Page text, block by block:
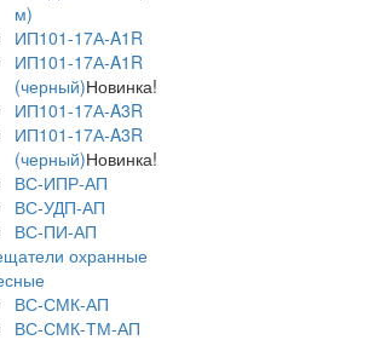
м)
ИП101-17А-A1R
ИП101-17А-A1R
(черный)Новинка!
ИП101-17А-A3R
ИП101-17А-A3R
(черный)Новинка!
ВС-ИПР-АП
ВС-УДП-АП
ВС-ПИ-АП
охранные
ВС-СМК-АП
ВС-СМК-ТМ-АП